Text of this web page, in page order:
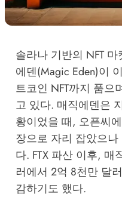
솔라나 기반의 NFT
에덴(Magic Eden)이
트코인 NFT까지 품으
고 있다. 매직에덴은
황이었을 때, 오픈씨
장으로 자리 잡았으나
다. FTX 파산 이후, 매
러에서 2억 8천만 달
감하기도 했다.